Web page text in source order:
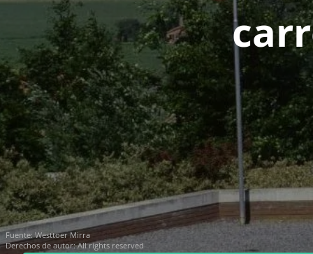
Fuente:Westtoer Mirra
Derechos de autor: All rights reserved